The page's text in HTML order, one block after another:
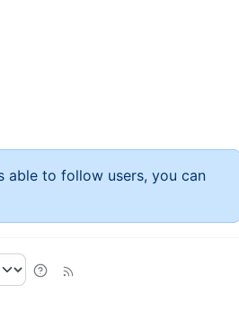
able to follow users, you can